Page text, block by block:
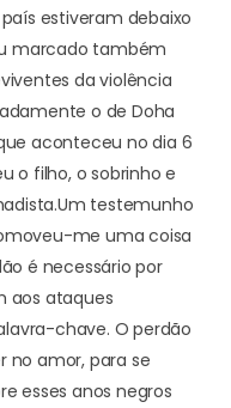
estiveram debaixo
marcado também
da violência
o de Doha
aconteceu no dia 6
o filho, o sobrinho e
Um testemunho
me uma coisa
é necessário por
aos ataques
chave. O perdão
no amor, para se
esses anos negros